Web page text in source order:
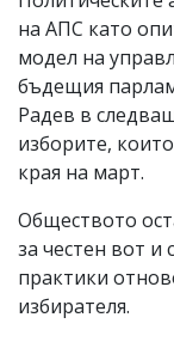
на АПС като
модел на
бъдещия
Радев в
изборите,
края на март.
Обществото
за честен вот и
практики
избирателя.